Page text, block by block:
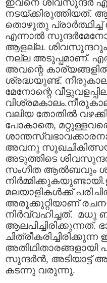
നടയ്ക്കിരുത്തിയത്‌.
തൊഴുതു പ്രാര്‍ത്ഥിച്ച്‌
എന്നാല്‍
ആളല്ല.
നല്ല അടുപ്പമാണ്‌.
അവന്റെ
ശ്രദ്ധയുണ്ട്‌.
മേനോന്റെ
വലിയ തോതില്‍
പോകാതെ,
അവനു
അടുത്തിടെ
സംഗീത ആല്‍ബവും
മലയാളികള്‍ക്ക്
അരൂക്കുറ്റിയാണ്
നിര്‍വ്വഹിച്ചത്. മധു
ആലപിച്ചിരിക്കുന്നത്.
അതിഥിതാരങ്ങളായി
സുന്ദര്‍ന്‍, അടിയാട്ട്
കടന്നു വരുന്നു.